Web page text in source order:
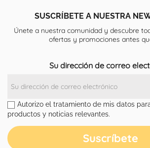
SUSCRÍBETE A NUESTRA
Únete a nuestra comunidad y descubre
ofertas y promociones antes
Su dirección de correo
Autorizo el tratamiento de mis datos
productos y noticias relevantes.